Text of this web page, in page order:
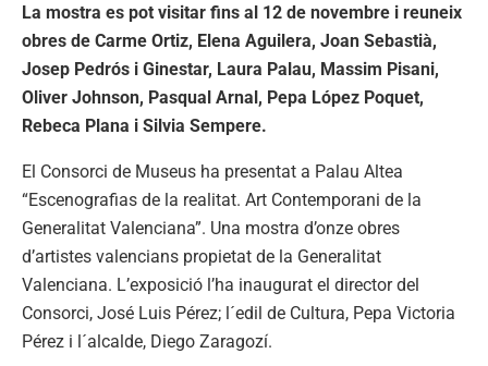
La mostra es pot visitar fins al 12 de novembre i reuneix
obres de Carme Ortiz, Elena Aguilera, Joan Sebastià,
Josep Pedrós i Ginestar, Laura Palau, Massim Pisani,
Oliver Johnson, Pasqual Arnal, Pepa López Poquet,
Rebeca Plana i Silvia Sempere.
El Consorci de Museus ha presentat a Palau Altea
“Escenografias de la realitat. Art Contemporani de la
Generalitat Valenciana”. Una mostra d’onze obres
d’artistes valencians propietat de la Generalitat
Valenciana. L’exposició l’ha inaugurat el director del
Consorci, José Luis Pérez; l´edil de Cultura, Pepa Victoria
Pérez i l´alcalde, Diego Zaragozí.